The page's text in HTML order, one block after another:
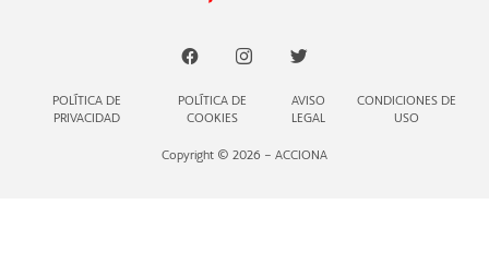
POLÍTICA DE
PRIVACIDAD
POLÍTICA DE
COOKIES
AVISO
LEGAL
CONDICIONES DE
USO
Copyright © 2026 – ACCIONA